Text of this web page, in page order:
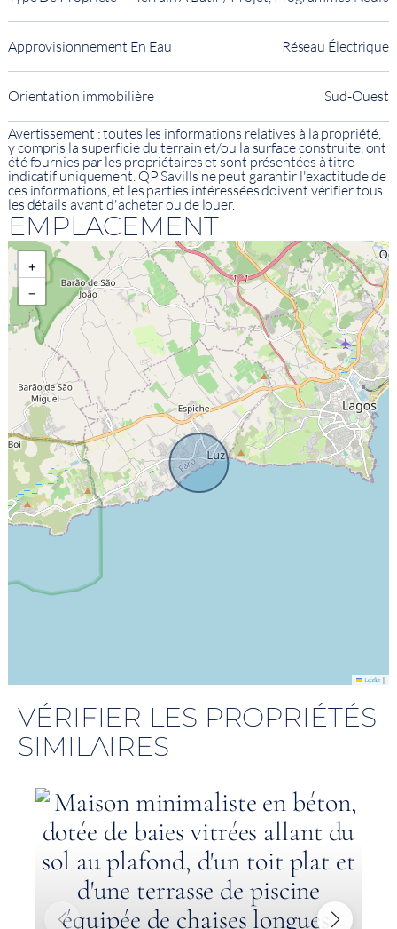
Approvisionnement En Eau Réseau Électrique
Orientation immobilière Sud-Ouest
Avertissement : toutes les informations relatives à la propriété,
y compris la superficie du terrain et/ou la surface construite, ont
été fournies par les propriétaires et sont présentées à titre
indicatif uniquement. QP Savills ne peut garantir l'exactitude de
ces informations, et les parties intéressées doivent vérifier tous
les détails avant d'acheter ou de louer.
EMPLACEMENT
+
−
Leaflet |
VÉRIFIER LES PROPRIÉTÉS
SIMILAIRES